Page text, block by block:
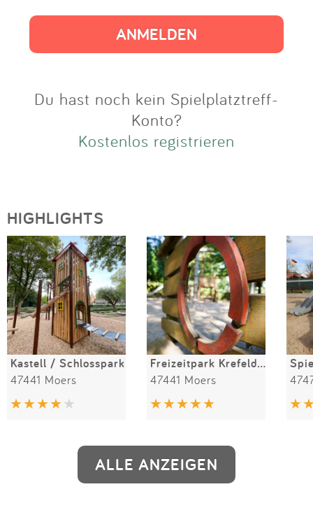
Du hast noch kein Spielplatztreff-
Konto?
Kostenlos registrieren
HIGHLIGHTS
Kastell / Schlosspark
47441 Moers
Freizeitpark Krefelder Straße
47441 Moers
ALLE ANZEIGEN